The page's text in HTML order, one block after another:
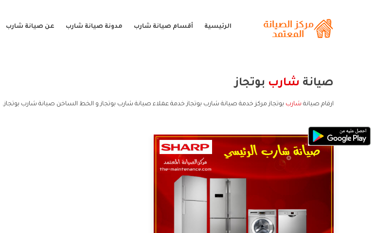
الرئيسية أقسام صيانة شارب مدونة صيانة شارب عن صيانة شارب
صيانة شارب بوتجاز
ارقام صيانة شارب بوتجاز مركز خدمة صيانة شارب بوتجاز خدمة عملاء صيانة شارب بوتجاز و الخط الساخن صيانة شارب بوتجاز.